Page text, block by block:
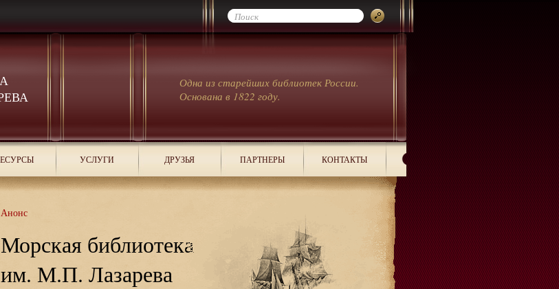
Одна из старейших библиотек России.
Основана в 1822 году.
УСЛУГИ ДРУЗЬЯ ПАРТНЕРЫ КОНТАКТЫ
Анонс
Морская библиотека
им. М.П. Лазарева